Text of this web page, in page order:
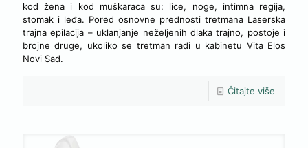
kod žena i kod muškaraca su: lice, noge, intimna regija,
stomak i leđa. Pored osnovne prednosti tretmana Laserska
trajna epilacija – uklanjanje neželjenih dlaka trajno, postoje i
brojne druge, ukoliko se tretman radi u kabinetu Vita Elos
Novi Sad.
Čitajte više